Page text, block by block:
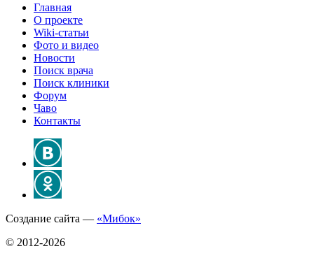
Главная
О проекте
Wiki-статьи
Фото и видео
Новости
Поиск врача
Поиск клиники
Форум
Чаво
Контакты
Создание сайта — «Мибок»
© 2012-2026